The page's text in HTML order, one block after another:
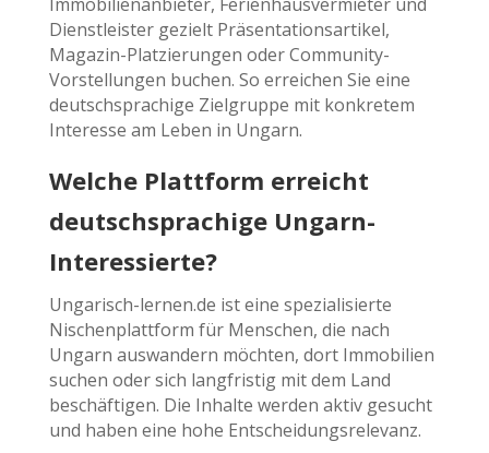
Dienstleister gezielt Präsentationsartikel,
Magazin-Platzierungen oder Community-
Vorstellungen buchen. So erreichen Sie eine
deutschsprachige Zielgruppe mit konkretem
Interesse am Leben in Ungarn.
Welche Plattform erreicht
deutschsprachige Ungarn-
Interessierte?
Ungarisch-lernen.de ist eine spezialisierte
Nischenplattform für Menschen, die nach
Ungarn auswandern möchten, dort Immobilien
suchen oder sich langfristig mit dem Land
beschäftigen. Die Inhalte werden aktiv gesucht
und haben eine hohe Entscheidungsrelevanz.